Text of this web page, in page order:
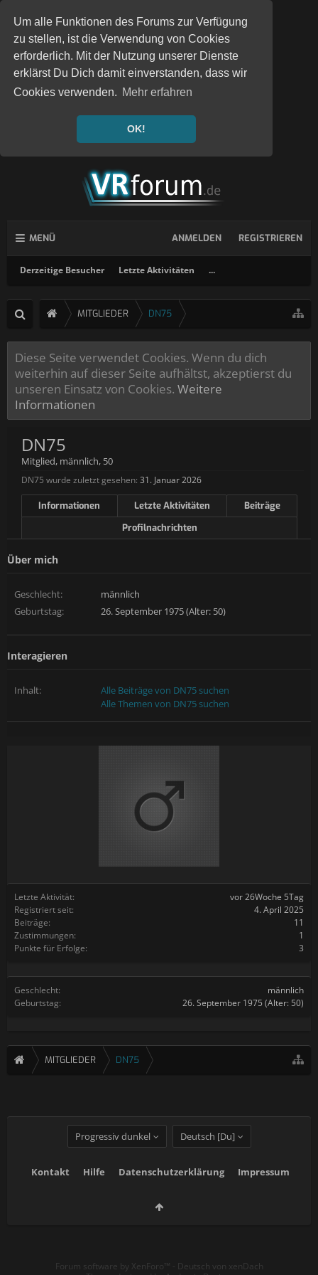
Um alle Funktionen des Forums zur Verfügung
zu stellen, ist die Verwendung von Cookies
erforderlich. Mit der Nutzung unserer Dienste
erklärst Du Dich damit einverstanden, dass wir
Cookies verwenden. Mehr erfahren
OK!
MENÜ
Derzeitige Besucher Letzte Aktivitäten ...
ANMELDEN REGISTRIEREN
MITGLIEDER DN75
Diese Seite verwendet Cookies. Wenn du dich
weiterhin auf dieser Seite aufhältst, akzeptierst du
unseren Einsatz von Cookies. Weitere
Informationen
Letzte Aktivität:
vor 26Woche 5Tag
Registriert seit:
4. April 2025
Beiträge:
11
Zustimmungen:
1
Punkte für Erfolge:
3
Geschlecht:
männlich
Geburtstag:
26. September 1975 (Alter: 50)
DN75
Mitglied, männlich, 50
DN75 wurde zuletzt gesehen: 31. Januar 2026
Informationen Letzte Aktivitäten
Beiträge
Profilnachrichten
Über mich
Geschlecht:
männlich
Geburtstag:
26. September 1975 (Alter: 50)
Interagieren
Inhalt:
Alle Beiträge von DN75 suchen
Alle Themen von DN75 suchen
MITGLIEDER DN75
Progressiv dunkel Deutsch [Du]
Kontakt Hilfe Datenschutzerklärung Impressum
Forum software by XenForo™ - Deutsch von xenDach